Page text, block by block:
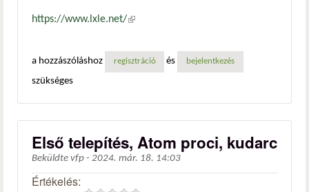
https://www.lxle.net/(külső hivatkozás)
a hozzászóláshoz regisztráció és bejelentkezés
szükséges
Első telepítés, Atom proci, kudarc
Beküldte vfp - 2024. már. 18. 14:03
Értékelés: